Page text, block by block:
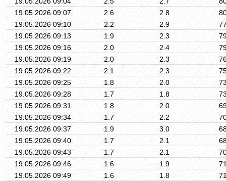
19.05.2026 09:07
2.6 2.8
19.05.2026 09:10
2.2 2.9
19.05.2026 09:13
1.9 2.3
19.05.2026 09:16
2.0 2.4
19.05.2026 09:19
2.0 2.3
19.05.2026 09:22
2.1 2.3
19.05.2026 09:25
1.8 2.0
19.05.2026 09:28
1.7 1.8
19.05.2026 09:31
1.8 2.0
19.05.2026 09:34
1.7 2.2
19.05.2026 09:37
1.9 3.0
19.05.2026 09:40
1.7 2.1
19.05.2026 09:43
1.7 2.1
19.05.2026 09:46
1.6 1.9
19.05.2026 09:49
1.6 1.8